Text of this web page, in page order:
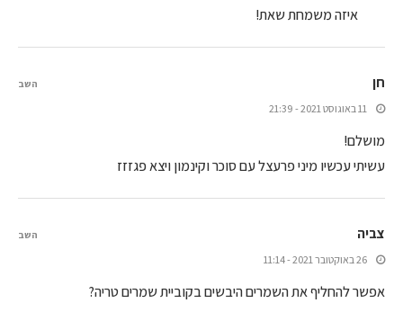
איזה משמחת שאת!
חן
11 באוגוסט 2021 - 21:39
מושלם!
עשיתי עכשיו מיני פרעצל עם סוכר וקינמון ויצא פגזזז
השב
צביה
26 באוקטובר 2021 - 11:14
אפשר להחליף את השמרים היבשים בקוביית שמרים טריה?
השב